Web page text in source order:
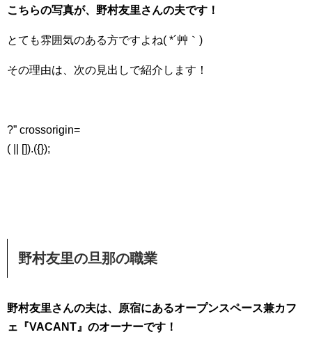
こちらの写真が、野村友里さんの夫です！
とても雰囲気のある方ですよね( *´艸｀)
その理由は、次の見出しで紹介します！
?” crossorigin=
( || []).({});
野村友里の旦那の職業
野村友里さんの夫は、原宿にあるオープンスペース兼カフ
ェ『VACANT』のオーナーです！